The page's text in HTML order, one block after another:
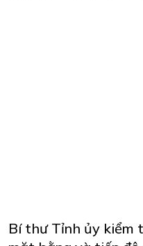
Bí thư Tỉnh ủy kiểm